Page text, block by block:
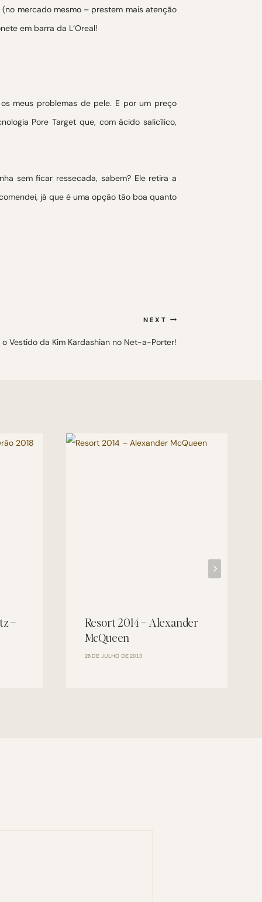
mercado mesmo – prestem mais atenção
em barra da L’Oreal!
meus problemas de pele. E por um preço
Pore Target que, com ácido salicílico,
sem ficar ressecada, sabem? Ele retira a
já que é uma opção tão boa quanto
NEXT
o Vestido da Kim Kardashian no Net-a-Porter!
–
Resort 2014 – Alexander
McQueen
26 DE JULHO DE 2013